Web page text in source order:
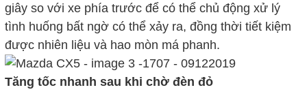
giây so với xe phía trước để có thể chủ động xử lý
tình huống bất ngờ có thể xảy ra, đồng thời tiết kiệm
được nhiên liệu và hao mòn má phanh.
Tăng tốc nhanh sau khi chờ đèn đỏ